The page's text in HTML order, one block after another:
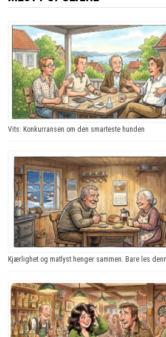
SÅ
Vits: Konkurransen om den smarteste hunden
Kjærlighet og matlyst henger sammen. Bare les